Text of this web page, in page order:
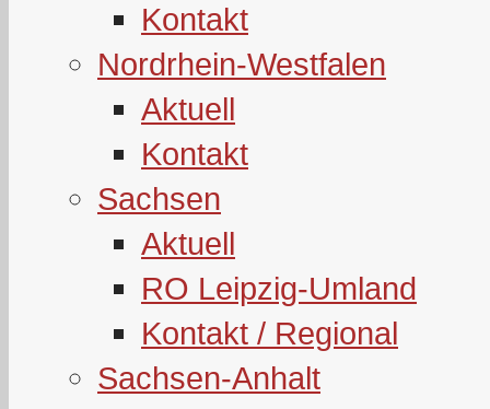
Kontakt
Nordrhein-Westfalen
Aktuell
Kontakt
Sachsen
Aktuell
RO Leipzig-Umland
Kontakt / Regional
Sachsen-Anhalt